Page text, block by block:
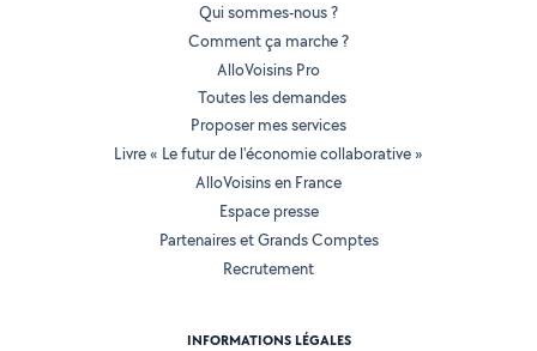
Qui sommes-nous ?
Comment ça marche ?
AlloVoisins Pro
Toutes les demandes
Proposer mes services
Livre « Le futur de l'économie collaborative »
AlloVoisins en France
Espace presse
Partenaires et Grands Comptes
Recrutement
INFORMATIONS LÉGALES